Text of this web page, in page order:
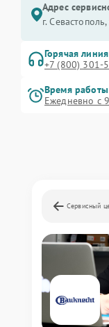
Адрес
г.
Горячая линия
+7 (800) 301-
Время работы
Ежедневно с
Сервисный